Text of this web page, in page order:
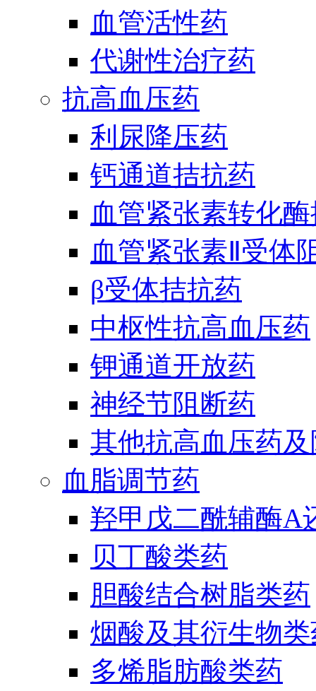
血管活性药
代谢性治疗药
抗高血压药
利尿降压药
钙通道拮抗药
血管紧张素转化
血管紧张素Ⅱ受体
β受体拮抗药
中枢性抗高血压药
钾通道开放药
神经节阻断药
其他抗高血压药
血脂调节药
羟甲戊二酰辅酶A
贝丁酸类药
胆酸结合树脂类药
烟酸及其衍生物
多烯脂肪酸类药